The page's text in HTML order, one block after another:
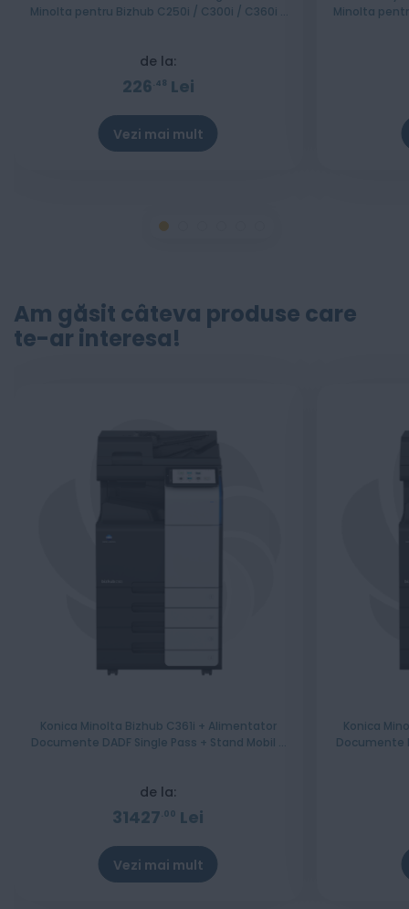
Minolta pentru Bizhub C250i / C300i / C360i /
de la:
226 48 Lei
Vezi mai mult
Minolta pentru
Am găsit câteva produse care
te-ar interesa!
Konica Minolta Bizhub C361i + Alimentator
Documente DADF Single Pass + Stand Mobil +
de la:
31427 00 Lei
Vezi mai mult
Konica
Documente RADF + Stand